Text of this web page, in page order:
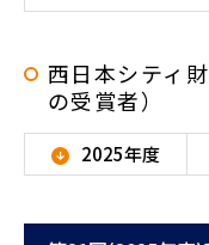
西日本シティ
の受賞者）
2025年度